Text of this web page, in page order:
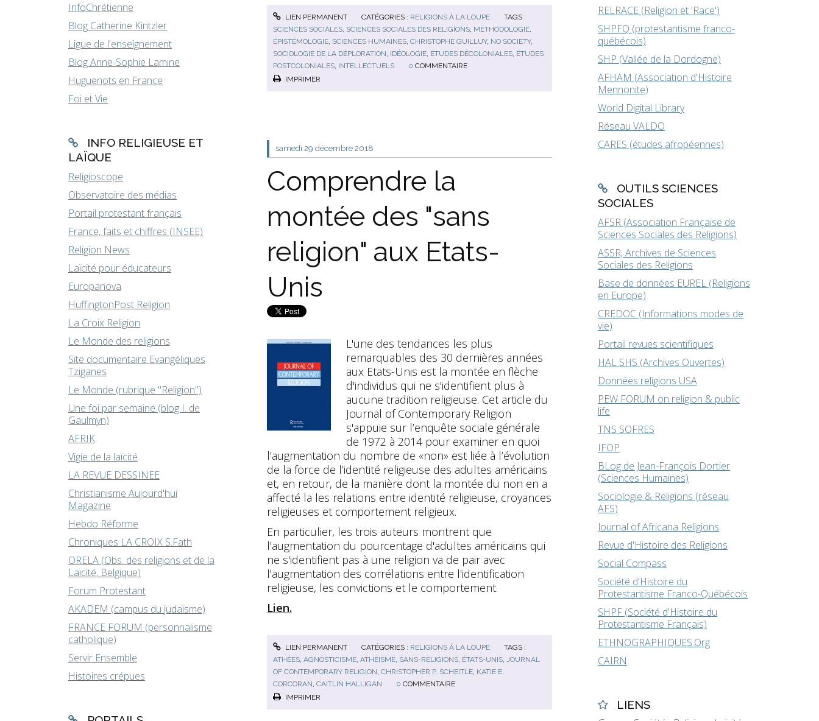
InfoChrétienne
Blog Catherine Kintzler
Ligue de l'enseignement
Blog Anne-Sophie Lamine
Huguenots en France
Foi et Vie
INFO RELIGIEUSE ET
LAÏQUE
Religioscope
Observatoire des médias
Portail protestant français
France, faits et chiffres (INSEE)
Religion News
Laïcité pour éducateurs
Europanova
HuffingtonPost Religion
La Croix Religion
Le Monde des religions
Site documentaire Evangéliques
Tziganes
Le Monde (rubrique "Religion")
Une foi par semaine (blog I. de
Gaulmyn)
AFRIK
Vigie de la laïcité
LA REVUE DESSINEE
Christianisme Aujourd'hui
Magazine
Hebdo Réforme
Chroniques LA CROIX S.Fath
ORELA (Obs. des religions et de la
Laïcité, Belgique)
Forum Protestant
AKADEM (campus du judaïsme)
FRANCE FORUM (personnalisme
catholique)
Servir Ensemble
Histoires crépues
LIEN PERMANENT CATÉGORIES : RELIGIONS À LA LOUPE
TAGS :
SCIENCES SOCIALES, SCIENCES SOCIALES DES RELIGIONS, MÉTHODOLOGIE,
ÉPISTÉMOLOGIE, SCIENCES HUMAINES, CHRISTOPHE GUILLUY, NO SOCIETY,
SOCIOLOGIE DE LA DÉPLORATION, IDÉOLOGIE, ÉTUDES DÉCOLONIALES, ÉTUDES
POSTCOLONIALES, INTELLECTUELS 0 COMMENTAIRE
IMPRIMER
samedi 29 décembre 2018
Comprendre la
montée des "sans
religion" aux Etats-
Unis
L'une des tendances les plus
remarquables des 30 dernières années
aux Etats-Unis est la montée en flèche
d'individus qui ne s'identifient plus à
aucune tradition religieuse. Cet article du
Journal of Contemporary Religion
s'appuie sur l’enquête sociale générale
de 1972 à 2014 pour examiner en quoi
l’augmentation du nombre de «non» est liée à l’évolution
de la force de l’identité religieuse des adultes américains
et, en retour, de la manière dont la montée du non en a
affecté la les relations entre identité religieuse, croyances
religieuses et comportement religieux.
En particulier, les trois auteurs montrent que
l'augmentation du pourcentage d'adultes américains qui
ne s'identifient pas à une religion va de pair avec
l'augmentation des corrélations entre l'identification
religieuse, les convictions et le comportement.
Lien.
LIEN PERMANENT CATÉGORIES : RELIGIONS À LA LOUPE
TAGS :
ATHÉES, AGNOSTICISME, ATHÉISME, SANS-RELIGIONS, ÉTATS-UNIS, JOURNAL
OF CONTEMPORARY RELIGION, CHRISTOPHER P. SCHEITLE, KATIE E.
CORCORAN, CAITLIN HALLIGAN 0 COMMENTAIRE
IMPRIMER
RELRACE (Religion et 'Race')
SHPFQ (protestantisme franco-
québécois)
SHP (Vallée de la Dordogne)
AFHAM (Association d'Histoire
Mennonite)
World Digital Library
Réseau VALDO
CARES (études afropéennes)
OUTILS SCIENCES
SOCIALES
AFSR (Association Française de
Sciences Sociales des Religions)
ASSR, Archives de Sciences
Sociales des Religions
Base de données EUREL (Religions
en Europe)
CREDOC (Informations modes de
vie)
Portail revues scientifiques
HAL SHS (Archives Ouvertes)
Données religions USA
PEW FORUM on religion & public
life
TNS SOFRES
IFOP
BLog de Jean-François Dortier
(Sciences Humaines)
Sociologie & Religions (réseau
AFS)
Journal of Africana Religions
Revue d'Histoire des Religions
Social Compass
Société d'Histoire du
Protestantisme Franco-Québécois
SHPF (Société d'Histoire du
Protestantisme Français)
ETHNOGRAPHIQUES.Org
CAIRN
LIENS